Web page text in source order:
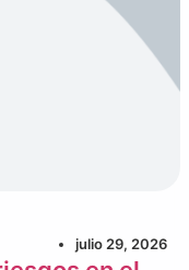
julio 29, 2026